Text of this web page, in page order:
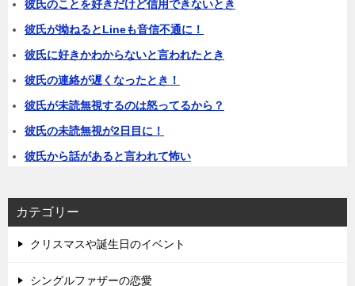
彼氏のことを好きだけど信用できないとき
彼氏が拗ねるとLineも音信不通に！
彼氏に好きかわからないと言われたとき
彼氏の連絡が遅くなったとき！
彼氏が未読無視するのは怒ってるから？
彼氏の未読無視が2日目に！
彼氏から話があると言われて怖い
カテゴリー
クリスマスや誕生日のイベント
シングルファザーの恋愛